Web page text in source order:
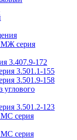
серия
3.407.9-172
3.501.1-155
3.501.9-158
углового
3.501.2-123
серия
серия